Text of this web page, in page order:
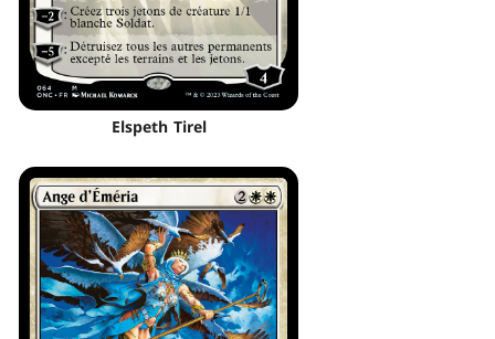
Elspeth Tirel